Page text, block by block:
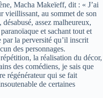
Macha Makeïeff, dit : « J’ai
vieillissant, au sommet de son
assez malheureux,
et sachant tout et
la perversité qu’il inscrit
des personnages.
la réalisation du décor,
des comédiens, je sais que
régénérateur qui se fait
de certaines